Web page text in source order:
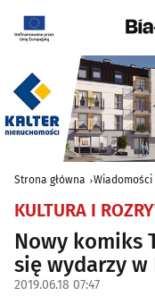
Strona główna Wiadomości
KULTURA I
Nowy komiks
się wydarzy w
2019.06.18 07:47